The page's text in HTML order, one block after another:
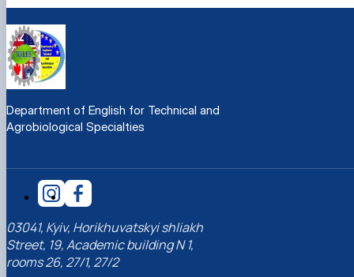
Department of English for Technical and
Agrobiological Specialties
03041, Kyiv, Horikhuvatskyi shliakh
Street, 19, Academic building N 1,
rooms 26, 27/1, 27/2